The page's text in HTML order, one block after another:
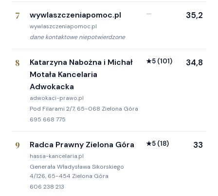
7 wywlaszczeniapomoc.pl
wywlaszczeniapomoc.pl
dane kontaktowe niepotwierdzone
— 35,2
8
Katarzyna Nabożna i Michał
Motała Kancelaria
Adwokacka
adwokaci-prawo.pl
Pod Filarami 2/7, 65-068 Zielona Góra
695 668 775
★5 (101) 34,8
9 Radca Prawny Zielona Góra
hassa-kancelaria.pl
Generała Władysława Sikorskiego
4/126, 65-454 Zielona Góra
606 238 213
★5 (18) 33